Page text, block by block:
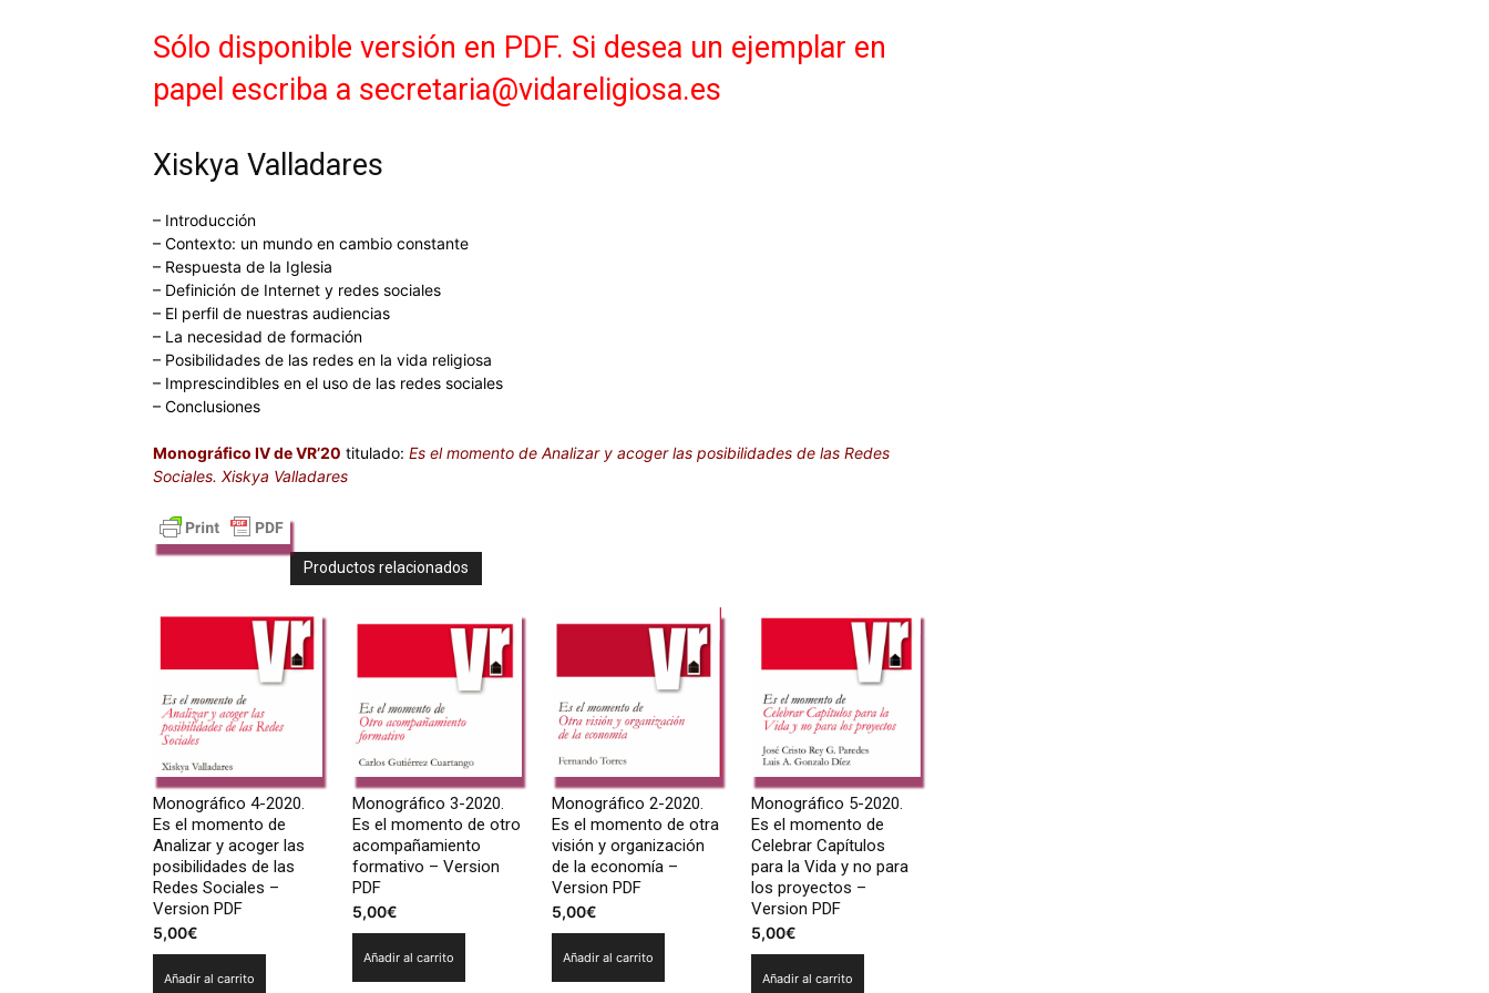
Sólo disponible versión en PDF. Si desea un ejemplar en
papel escriba a secretaria@vidareligiosa.es
Xiskya Valladares
– Introducción
– Contexto: un mundo en cambio constante
– Respuesta de la Iglesia
– Definición de Internet y redes sociales
– El perfil de nuestras audiencias
– La necesidad de formación
– Posibilidades de las redes en la vida religiosa
– Imprescindibles en el uso de las redes sociales
– Conclusiones
Monográfico IV de VR’20 titulado: Es el momento de Analizar y acoger las posibilidades de las Redes
Sociales. Xiskya Valladares
Productos relacionados
Monográfico 4-2020.
Es el momento de
Analizar y acoger las
posibilidades de las
Redes Sociales –
Version PDF
5,00€
Añadir al carrito
Monográfico 3-2020.
Es el momento de otro
acompañamiento
formativo – Version
PDF
5,00€
Añadir al carrito
Monográfico 2-2020.
Es el momento de otra
visión y organización
de la economía –
Version PDF
5,00€
Añadir al carrito
Monográfico 5-2020.
Es el momento de
Celebrar Capítulos
para la Vida y no para
los proyectos –
Version PDF
5,00€
Añadir al carrito